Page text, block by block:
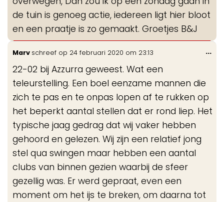
de tuin is genoeg actie, iedereen ligt hier bloot
en een praatje is zo gemaakt. Groetjes B&J
Marv schreef op 24 februari 2020 om 23:13
22-02 bij Azzurra geweest. Wat een
teleurstelling. Een boel eenzame mannen die
zich te pas en te onpas lopen af te rukken op
het beperkt aantal stellen dat er rond liep. Het
typische jaag gedrag dat wij vaker hebben
gehoord en gelezen. Wij zijn een relatief jong
stel qua swingen maar hebben een aantal
clubs van binnen gezien waarbij de sfeer
gezellig was. Er werd gepraat, even een
moment om het ijs te breken, om daarna tot
...